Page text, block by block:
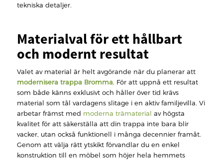
tekniska detaljer.
Materialval för ett hållbart
och modernt resultat
Valet av material är helt avgörande när du planerar att
modernisera trappa Bromma. För att uppnå ett resultat
som både känns exklusivt och håller över tid krävs
material som tål vardagens slitage i en aktiv familjevilla. Vi
arbetar främst med moderna trämaterial av högsta
kvalitet för att säkerställa att din trappa inte bara blir
vacker, utan också funktionell i många decennier framåt.
Genom att välja rätt ytskikt förvandlar du en enkel
konstruktion till en möbel som höjer hela hemmets